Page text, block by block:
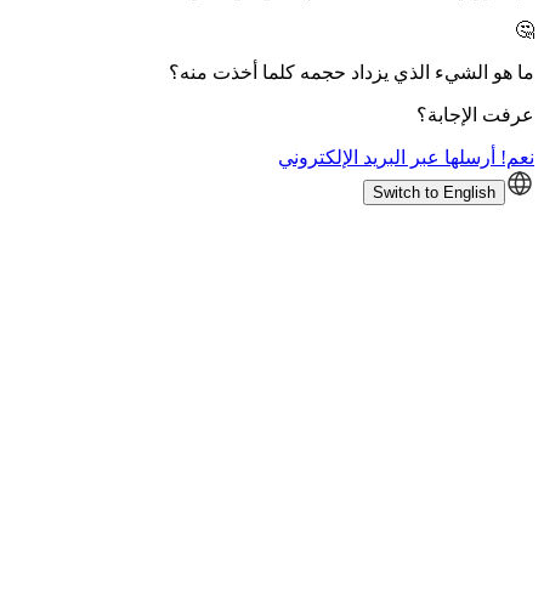
🤔
ما هو الشيء الذي يزداد حجمه كلما أخذت منه؟
عرفت الإجابة؟
نعم! أرسلها عبر البريد الإلكتروني
Switch to English